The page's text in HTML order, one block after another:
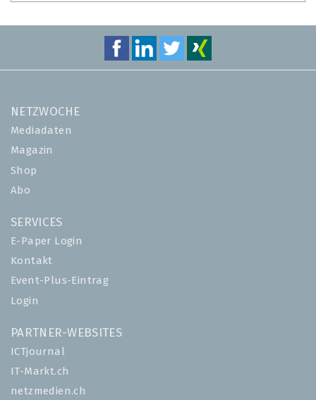
NETZWOCHE
Mediadaten
Magazin
Shop
Abo
SERVICES
E-Paper Login
Kontakt
Event-Plus-Eintrag
Login
PARTNER-WEBSITES
ICTjournal
IT-Markt.ch
netzmedien.ch